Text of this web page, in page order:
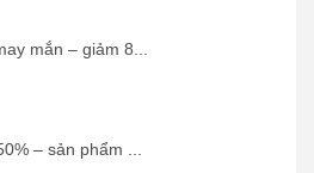
mắn – giảm 8...
– sản phẩm ...